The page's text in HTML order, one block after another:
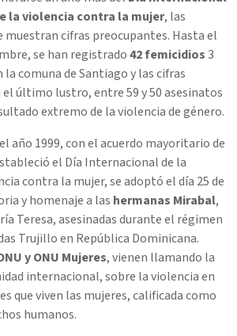
la violencia contra la mujer, las
muestran cifras preocupantes. Hasta el
se han registrado42 femicidios3
comuna de Santiago y las cifras
último lustro, entre 59 y 50 asesinatos
extremo de la violencia de género.
año 1999, con el acuerdo mayoritario de
el Día Internacional de la
contra la mujer, se adoptó el día 25 de
y homenaje a las hermanas Mirabal,
Teresa, asesinadas durante el régimen
Trujillo en República Dominicana.
y ONU Mujeres, vienen llamando la
internacional, sobre la violencia en
que viven las mujeres, calificada como
humanos.